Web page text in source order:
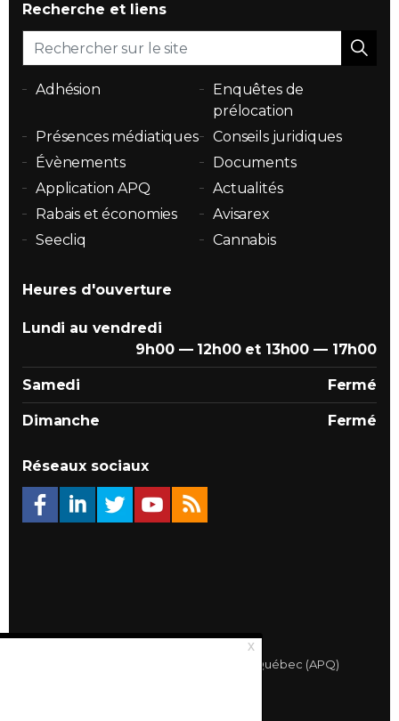
Recherche et liens
Adhésion
Enquêtes de
prélocation
Présences médiatiques
Conseils juridiques
Évènements
Documents
Application APQ
Actualités
Rabais et économies
Avisarex
Seecliq
Cannabis
Heures d'ouverture
Lundi au vendredi
9h00 — 12h00 et 13h00 — 17h00
Samedi Fermé
Dimanche Fermé
Réseaux sociaux
© 2026 Association des Propriétaires du Québec (APQ)